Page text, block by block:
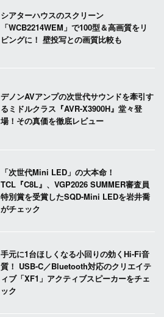
シアターハウスのスクリーン
「WCB2214WEM」で100型＆高画質をリ
ビングに！ 壁投写との画質比較も
デノンAVアンプの次世代サウンドを牽引す
るミドルクラス『AVR-X3900H』堂々登
場！その真価を徹底レビュー
「次世代Mini LED」の大本命！
TCL『C8L』、VGP2026 SUMMER審査員
特別賞を受賞したSQD-Mini LEDを岩井喬
がチェック
手元に1台ほしくなる小回りの効くHi-Fi音
質！ USB-C／Bluetooth対応のクリエイテ
ィブ「XF1」アクティブスピーカーをチェ
ック